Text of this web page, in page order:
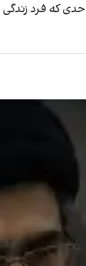
حدی که فرد